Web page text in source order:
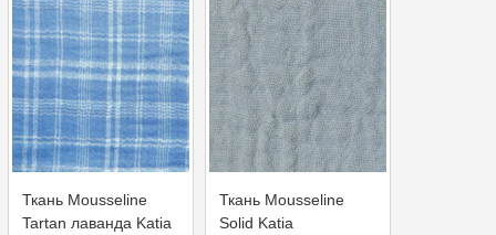
Ткань Mousseline
Tartan лаванда Katia
Ткань Mousseline
Solid Katia